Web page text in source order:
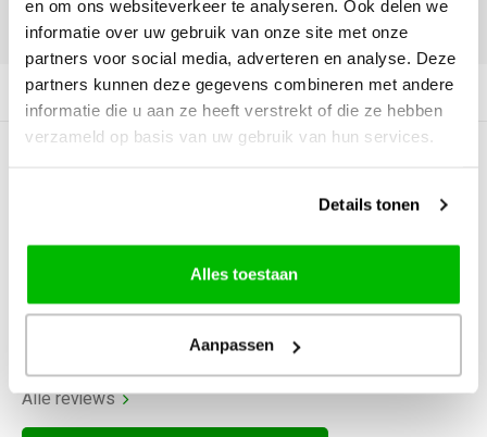
en om ons websiteverkeer te analyseren. Ook delen we
informatie over uw gebruik van onze site met onze
partners voor social media, adverteren en analyse. Deze
partners kunnen deze gegevens combineren met andere
informatie die u aan ze heeft verstrekt of die ze hebben
verzameld op basis van uw gebruik van hun services.
Details tonen
Alles toestaan
Aanpassen
DELEN:
Productomschrijving
Alle reviews